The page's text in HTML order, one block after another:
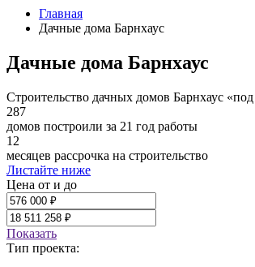
Главная
Дачные дома Барнхаус
Дачные дома Барнхаус
Строительство дачных домов Барнхаус
287
домов построили за 21 год работы
12
месяцев рассрочка на строительство
Листайте ниже
Цена от и до
Показать
Тип проекта: